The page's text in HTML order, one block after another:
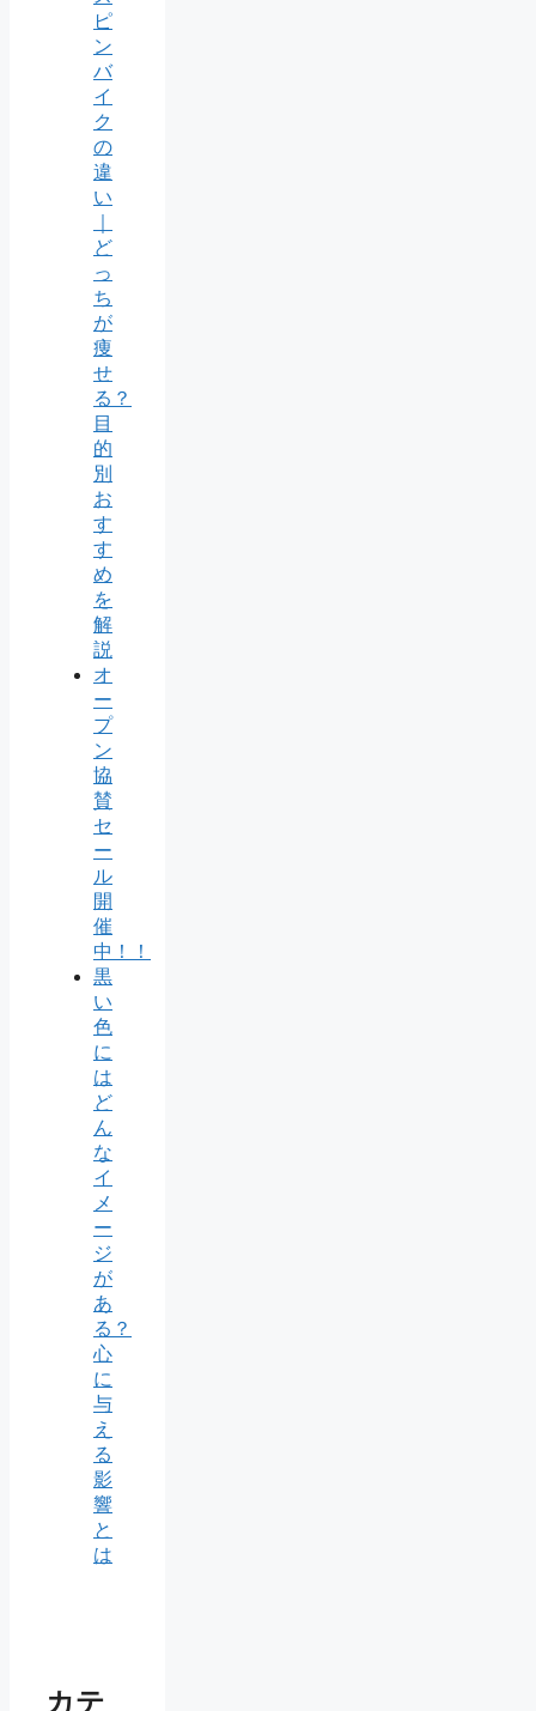
ピ
ン
バ
イ
ク
の
違
い
ど
っ
ち
が
痩
せ
る？
目
的
別
お
す
す
め
を
解
説
オ
ー
プ
ン
協
賛
セ
ー
ル
開
催
中！！
黒
い
色
に
は
ど
ん
な
イ
メ
ー
ジ
が
あ
る？
心
に
与
え
る
影
響
と
は
カテ